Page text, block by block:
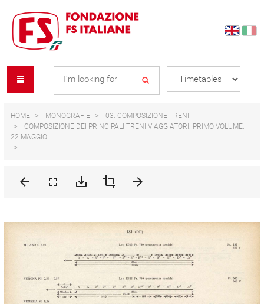
content
navigation
menu
HOME MONOGRAFIE
03. COMPOSIZIONE TRENI
COMPOSIZIONE DEI PRINCIPALI TRENI VIAGGIATORI. PRIMO VOLUME.
22 MAGGIO